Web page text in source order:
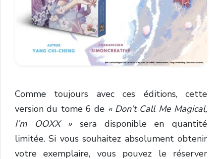
Comme toujours avec ces éditions, cette
version du tome 6 de « Don’t Call Me Magical,
I’m OOXX » sera disponible en quantité
limitée. Si vous souhaitez absolument obtenir
votre exemplaire, vous pouvez le réserver